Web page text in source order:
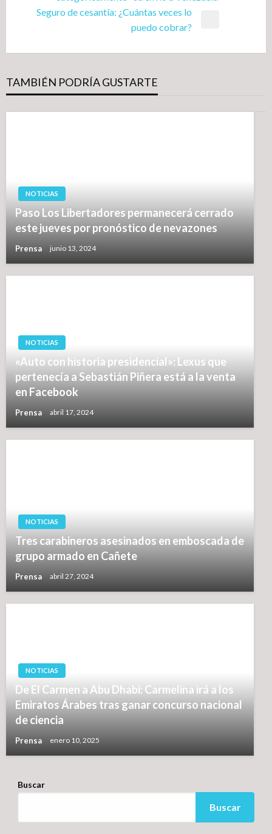
Seguro de cesantía: ¿Cuántas veces lo
puedo cobrar?
TAMBIÉN PODRÍA GUSTARTE
NOTICIAS
Paso Los Libertadores permanecerá cerrado
este jueves por pronóstico de nevazones
Prensa junio 13, 2024
NOTICIAS
«Auto con historia presidencial»: Lexus que
pertenecía a Sebastián Piñera está a la venta
en Facebook
Prensa abril 17, 2024
NOTICIAS
Tres carabineros asesinados en emboscada de
grupo armado en Cañete
Prensa abril 27, 2024
NOTICIAS
De El Carmen a Abu Dhabi: Carmelina irá a los
Emiratos Árabes tras ganar concurso nacional
de ciencia
Prensa enero 10, 2025
Buscar
Buscar